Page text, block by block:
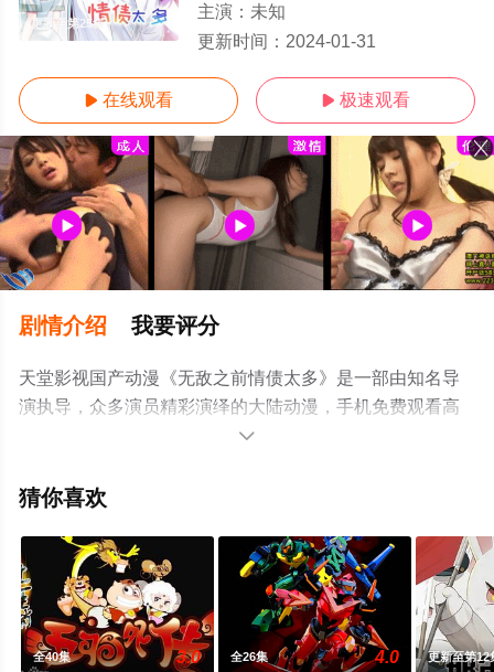
更新至第25集
主演： 未知
更新时间： 2024-01-31
 在线观看  极速观看
剧情介绍 我要评分
天堂影视国产动漫《无敌之前情债太多》是一部由知名导
演执导，众多演员精彩演绎的大陆动漫，手机免费观看高
清未删减完整版动漫全集就上天堂电影网，更多相关信息

猜你喜欢
全40集 3.0 全26集 4.0 更新至第12